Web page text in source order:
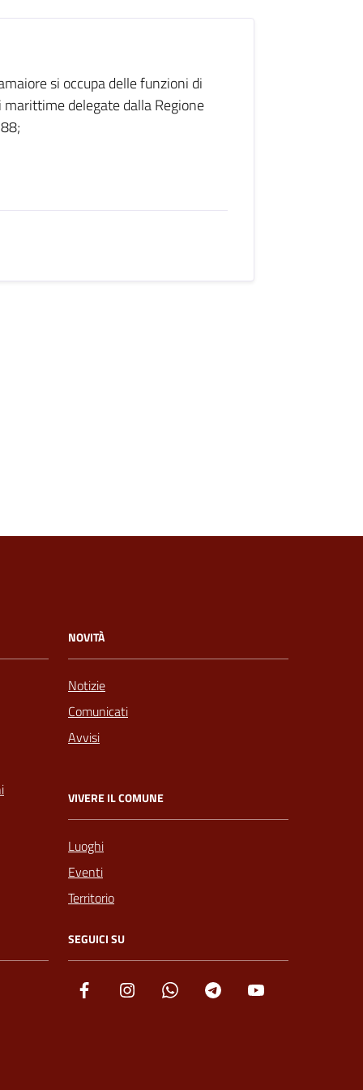
si occupa delle funzioni di
delegate dalla Regione
NOVITÀ
Notizie
Comunicati
Avvisi
VIVERE IL COMUNE
Luoghi
Eventi
Territorio
SEGUICI SU
Facebook Instagram Whatsapp Telegram